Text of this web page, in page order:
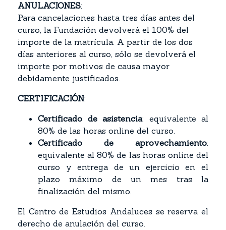
ANULACIONES:
Para cancelaciones hasta tres días antes del
curso, la Fundación devolverá el 100% del
importe de la matrícula. A partir de los dos
días anteriores al curso, sólo se devolverá el
importe por motivos de causa mayor
debidamente justificados.
CERTIFICACIÓN:
Certificado de asistencia: equivalente al
80% de las horas online del curso.
Certificado de aprovechamiento:
equivalente al 80% de las horas online del
curso y entrega de un ejercicio en el
plazo máximo de un mes tras la
finalización del mismo.
El Centro de Estudios Andaluces se reserva el
derecho de anulación del curso.